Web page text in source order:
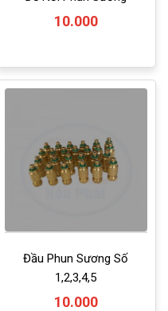
10.000
Đầu Phun Sương Số
1,2,3,4,5
10.000